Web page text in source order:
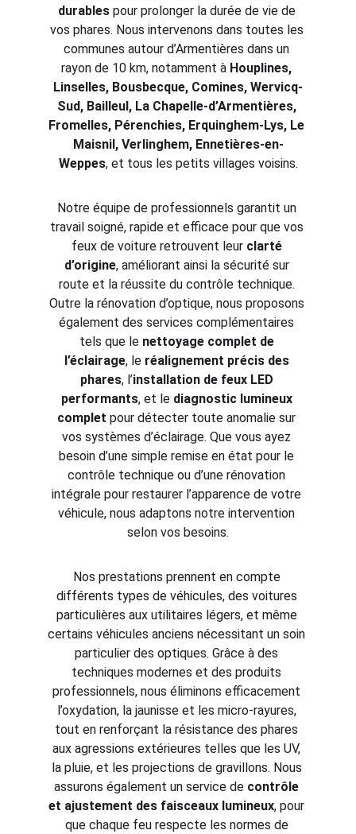
durables pour prolonger la durée de vie de
vos phares. Nous intervenons dans toutes les
communes autour d’Armentières dans un
rayon de 10 km, notamment à Houplines,
Linselles, Bousbecque, Comines, Wervicq-
Sud, Bailleul, La Chapelle-d’Armentières,
Fromelles, Pérenchies, Erquinghem-Lys, Le
Maisnil, Verlinghem, Ennetières-en-
Weppes, et tous les petits villages voisins.
Notre équipe de professionnels garantit un
travail soigné, rapide et efficace pour que vos
feux de voiture retrouvent leur clarté
d’origine, améliorant ainsi la sécurité sur
route et la réussite du contrôle technique.
Outre la rénovation d’optique, nous proposons
également des services complémentaires
tels que le nettoyage complet de
l’éclairage, le réalignement précis des
phares, l’installation de feux LED
performants, et le diagnostic lumineux
complet pour détecter toute anomalie sur
vos systèmes d’éclairage. Que vous ayez
besoin d’une simple remise en état pour le
contrôle technique ou d’une rénovation
intégrale pour restaurer l’apparence de votre
véhicule, nous adaptons notre intervention
selon vos besoins.
Nos prestations prennent en compte
différents types de véhicules, des voitures
particulières aux utilitaires légers, et même
certains véhicules anciens nécessitant un soin
particulier des optiques. Grâce à des
techniques modernes et des produits
professionnels, nous éliminons efficacement
l’oxydation, la jaunisse et les micro-rayures,
tout en renforçant la résistance des phares
aux agressions extérieures telles que les UV,
la pluie, et les projections de gravillons. Nous
assurons également un service de contrôle
et ajustement des faisceaux lumineux, pour
que chaque feu respecte les normes de